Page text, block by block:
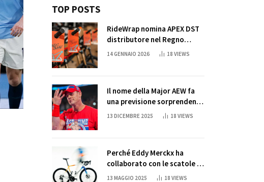
TOP POSTS
RideWrap nomina APEX DST
distributore nel Regno
Unito
14 GENNAIO 2026 18 VIEWS
Il nome della Major AEW fa
una previsione sorprendente
per la partita di ritiro di
13 DICEMBRE 2025 18 VIEWS
Perché Eddy Merckx ha
collaborato con le scatole di
succo di Sun Capri
13 MAGGIO 2025 18 VIEWS